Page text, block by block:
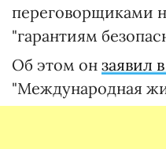
переговорщиками
"гарантиям
Об этом он заявил
"Международная